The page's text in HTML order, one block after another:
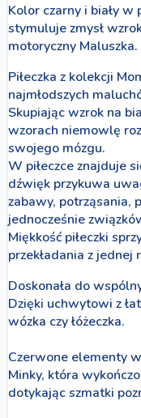
Kolor czarny i biały w
stymuluje zmysł
motoryczny Maluszka.
Piłeczka z kolekcji
najmłodszych
Skupiając wzrok na
wzorach niemowlę
swojego mózgu.
W piłeczce znajduje
dźwięk przykuwa
zabawy, potrząsania,
jednocześnie
Miękkość piłeczki
przekładania z jednej
Doskonała do
Dzięki uchwytowi z
wózka czy łóżeczka.
Czerwone elementy
Minky, która
dotykając szmatki